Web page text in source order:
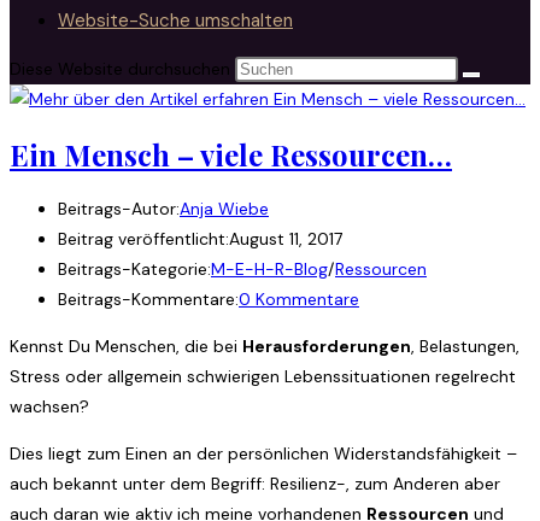
Website-Suche umschalten
Diese Website durchsuchen
Ein Mensch – viele Ressourcen…
Beitrags-Autor:Anja Wiebe
Beitrag veröffentlicht:August 11, 2017
Beitrags-Kategorie:M-E-H-R-Blog/Ressourcen
Beitrags-Kommentare:0 Kommentare
Kennst Du Menschen, die bei Herausforderungen, Belastungen,
Stress oder allgemein schwierigen Lebenssituationen regelrecht
wachsen?
Dies liegt zum Einen an der persönlichen Widerstandsfähigkeit –
auch bekannt unter dem Begriff: Resilienz-, zum Anderen aber
auch daran wie aktiv ich meine vorhandenen Ressourcen und